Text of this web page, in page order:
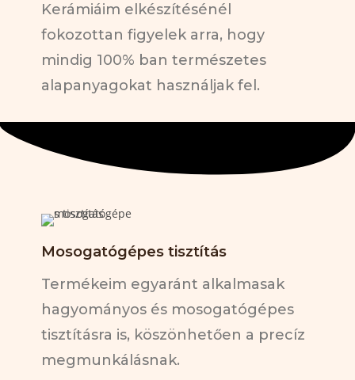
Kerámiáim elkészítésénél
fokozottan figyelek arra, hogy
mindig 100% ban természetes
alapanyagokat használjak fel.
Mosogatógépes tisztítás
Termékeim egyaránt alkalmasak
hagyományos és mosogatógépes
tisztításra is, köszönhetően a precíz
megmunkálásnak.